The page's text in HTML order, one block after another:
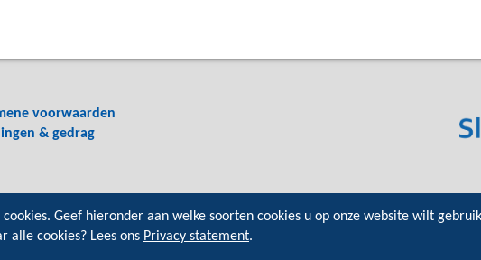
voorwaarden
& gedrag
Geef hieronder aan welke soorten cookies u op onze website wilt
alle cookies? Lees ons Privacy statement.